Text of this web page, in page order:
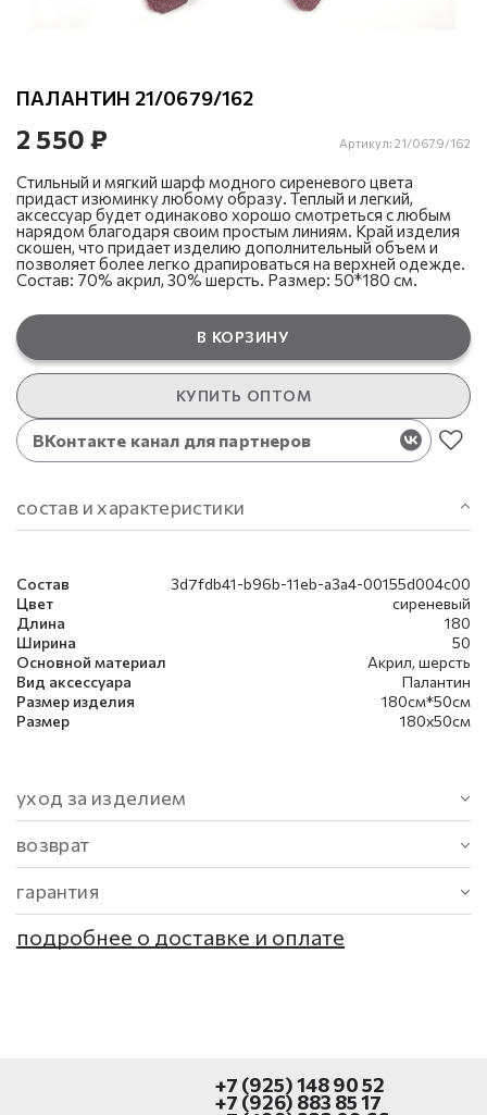
ПАЛАНТИН 21/0679/162
2 550 ₽ Артикул: 21/0679/162
Стильный и мягкий шарф модного сиреневого цвета
придаст изюминку любому образу. Теплый и легкий,
аксессуар будет одинаково хорошо смотреться с любым
нарядом благодаря своим простым линиям. Край изделия
скошен, что придает изделию дополнительный объем и
позволяет более легко драпироваться на верхней одежде.
Состав: 70% акрил, 30% шерсть. Размер: 50*180 см.
В КОРЗИНУ
КУПИТЬ ОПТОМ
ВКонтакте канал для партнеров
состав и характеристики
Состав
3d7fdb41-b96b-11eb-a3a4-00155d004c00
Цвет
сиреневый
Длина
180
Ширина
50
Основной материал
Акрил, шерсть
Вид аксессуара
Палантин
Размер изделия
180см*50см
Размер
180х50см
уход за изделием
возврат
гарантия
подробнее о доставке и оплате
+7 (925) 148 90 52
+7 (926) 883 85 17